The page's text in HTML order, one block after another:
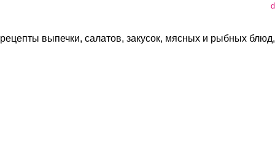
рецепты выпечки, салатов, закусок, мясных и рыбных